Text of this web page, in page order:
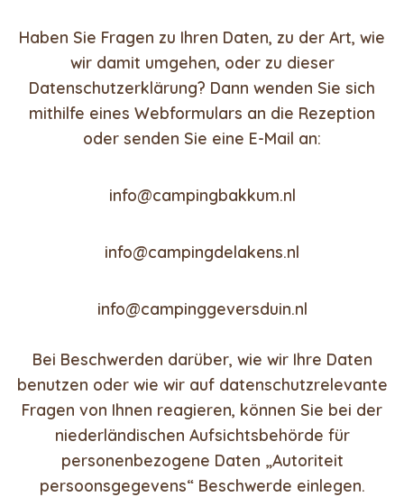
Haben Sie Fragen zu Ihren Daten, zu der Art, wie
wir damit umgehen, oder zu dieser
Datenschutzerklärung? Dann wenden Sie sich
mithilfe eines Webformulars an die Rezeption
oder senden Sie eine E-Mail an:
info@campingbakkum.nl
info@campingdelakens.nl
info@campinggeversduin.nl
Bei Beschwerden darüber, wie wir Ihre Daten
benutzen oder wie wir auf datenschutzrelevante
Fragen von Ihnen reagieren, können Sie bei der
niederländischen Aufsichtsbehörde für
personenbezogene Daten „Autoriteit
persoonsgegevens“ Beschwerde einlegen.